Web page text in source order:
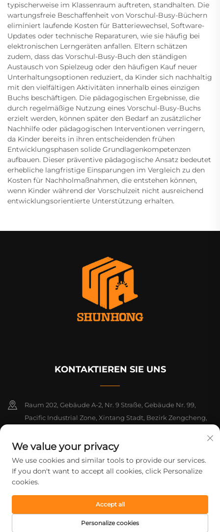
typischerweise im Klassenraum auftreten, standhalten. Die
wartungsfreie Beschaffenheit von Vorschul-Busy-Büchern
eliminiert laufende Kosten für Batteriewechsel, Software-
Updates oder technische Reparaturen, wie sie häufig bei
elektronischen Lerngeräten anfallen. Eltern schätzen
zudem, dass das Vorschul-Busy-Buch den ständigen
Austausch von Spielzeug oder den häufigen Kauf neuer
Unterhaltungsoptionen reduziert, da Kinder sich nachhaltig
mit den vielfältigen Aktivitäten innerhalb eines einzigen
Buchs beschäftigen. Die pädagogischen Ergebnisse, die
durch regelmäßige Nutzung eines Vorschul-Busy-Buchs
erzielt werden, können später den Bedarf an zusätzlicher
Nachhilfe oder pädagogischen Interventionen verringern,
da Kinder bereits in ihren entscheidenden frühen
Entwicklungsphasen solide Grundlagenkompetenzen
aufbauen. Dieser präventive pädagogische Ansatz bedeutet
erhebliche langfristige Einsparungen im Vergleich zu den
Kosten für Nachholmaßnahmen, die entstehen können,
wenn Kinder während der Vorschulzeit nicht ausreichend
entwicklungsorientierte Unterstützung erhalten.
KONTAKTIEREN SIE UNS
Raum 202, Gebäude A-2, Nr. 9 Straße, Gebäude Nr. 99,
Pacific Industrial Zone, Xintang Stadt, Bezirk Zengcheng,
+86-18925142858
[email protected]
Urheberrecht © 2026 Guangzhou Shunhong Printing Co., Ltd. Alle
Rechte vorbehalten. Datenschutzrichtlinie
We value your privacy
We use cookies and similar tools to provide our services.
If you don't want to accept all cookies, click Personalize
cookies.
Personalize cookies
Accept all